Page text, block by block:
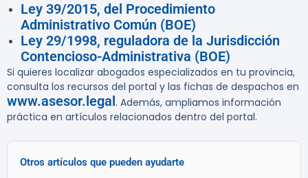
Ley 39/2015, del Procedimiento
Administrativo Común (BOE)
Ley 29/1998, reguladora de la Jurisdicción
Contencioso-Administrativa (BOE)
Si quieres localizar abogados especializados en tu provincia,
consulta los recursos del portal y las fichas de despachos en
www.asesor.legal. Además, ampliamos información
práctica en artículos relacionados dentro del portal.
Otros artículos que pueden ayudarte